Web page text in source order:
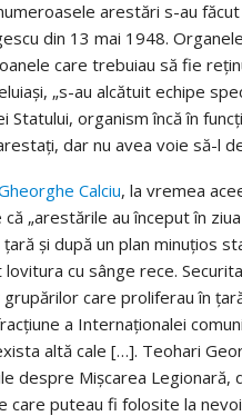
arestări s-au
din 13 mai 1948.
care trebuiau să fie
„s-au alcătuit echipe
Statului, organism încă în
dar nu avea voie să-l
Calciu, la vremea
„arestările au început în
şi după un plan minuţios
lovi­tura cu sânge rece.
care pro­liferau în
a Internaţionalei
altă cale […]. Teohari
despre Mişcarea
care puteau fi folosite la